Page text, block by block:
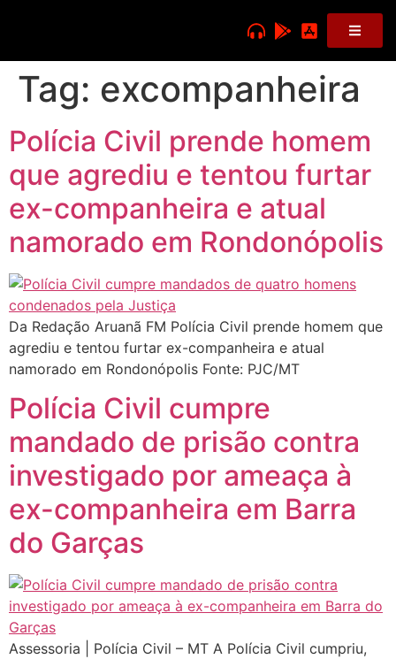
Tag: excompanheira
Polícia Civil prende homem
que agrediu e tentou furtar
ex-companheira e atual
namorado em Rondonópolis
Da Redação Aruanã FM Polícia Civil prende homem que
agrediu e tentou furtar ex-companheira e atual
namorado em Rondonópolis Fonte: PJC/MT
Polícia Civil cumpre
mandado de prisão contra
investigado por ameaça à
ex-companheira em Barra
do Garças
Assessoria | Polícia Civil – MT A Polícia Civil cumpriu,